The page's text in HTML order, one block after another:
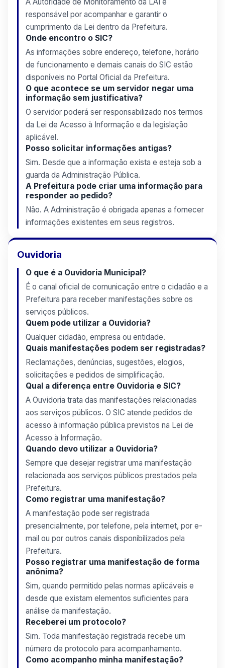
responsável por acompanhar e garantir o
cumprimento da Lei dentro da Prefeitura.
Onde encontro o SIC?
As informações sobre endereço, telefone, horário
de funcionamento e demais canais do SIC estão
disponíveis no Portal Oficial da Prefeitura.
O que acontece se um servidor negar uma
informação sem justificativa?
O servidor poderá ser responsabilizado nos termos
da Lei de Acesso à Informação e da legislação
aplicável.
Posso solicitar informações antigas?
Sim. Desde que a informação exista e esteja sob a
guarda da Administração Pública.
A Prefeitura pode criar uma informação para
responder ao pedido?
Não. A Administração é obrigada apenas a fornecer
informações existentes em seus registros.
Ouvidoria
O que é a Ouvidoria Municipal?
É o canal oficial de comunicação entre o cidadão e a
Prefeitura para receber manifestações sobre os
serviços públicos.
Quem pode utilizar a Ouvidoria?
Qualquer cidadão, empresa ou entidade.
Quais manifestações podem ser registradas?
Reclamações, denúncias, sugestões, elogios,
solicitações e pedidos de simplificação.
Qual a diferença entre Ouvidoria e SIC?
A Ouvidoria trata das manifestações relacionadas
aos serviços públicos. O SIC atende pedidos de
acesso à informação pública previstos na Lei de
Acesso à Informação.
Quando devo utilizar a Ouvidoria?
Sempre que desejar registrar uma manifestação
relacionada aos serviços públicos prestados pela
Prefeitura.
Como registrar uma manifestação?
A manifestação pode ser registrada
presencialmente, por telefone, pela internet, por e-
mail ou por outros canais disponibilizados pela
Prefeitura.
Posso registrar uma manifestação de forma
anônima?
Sim, quando permitido pelas normas aplicáveis e
desde que existam elementos suficientes para
análise da manifestação.
Receberei um protocolo?
Sim. Toda manifestação registrada recebe um
número de protocolo para acompanhamento.
Como acompanho minha manifestação?